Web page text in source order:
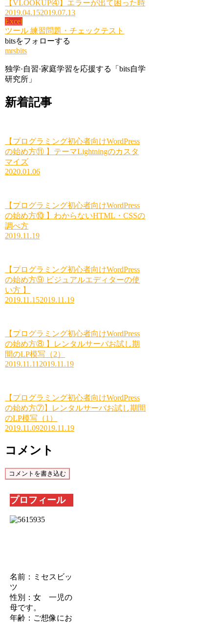
【VLOOKUP④】エラーが出て困った時
2019.04.152019.07.13
Excel
ツール 練習問題・チェックテスト
bitsをフォローする
mrsbits
独学·自習·家庭学習を応援する「bits自学
研究所」
新着記事
【プログラミング初心者向けWordPress
の始め方⑪ 】テーマLightningのカスタ
マイズ
2020.01.06
【プログラミング初心者向けWordPress
の始め方⑩ 】わからないHTML・CSSの
調べ方
2019.11.19
【プログラミング初心者向けWordPress
の始め方⑨ ビジュアルエディターの使
い方 】
2019.11.152019.11.19
【プログラミング初心者向けWordPress
の始め方⑧ 】レンタルサーバお試し期
間のLP模写（2）
2019.11.11 2019.11.19
【プログラミング初心者向けWordPress
の始め方⑦】レンタルサーバお試し期間
のLP模写（1）
2019.11.092019.11.19
コメント
コメントを書き込む
プロフィール
名前：ミセスビッ
ツ
性別：女 一児の
母です。
年齢：ご想像にお